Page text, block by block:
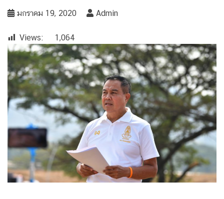
มกราคม 19, 2020 Admin
Views: 1,064